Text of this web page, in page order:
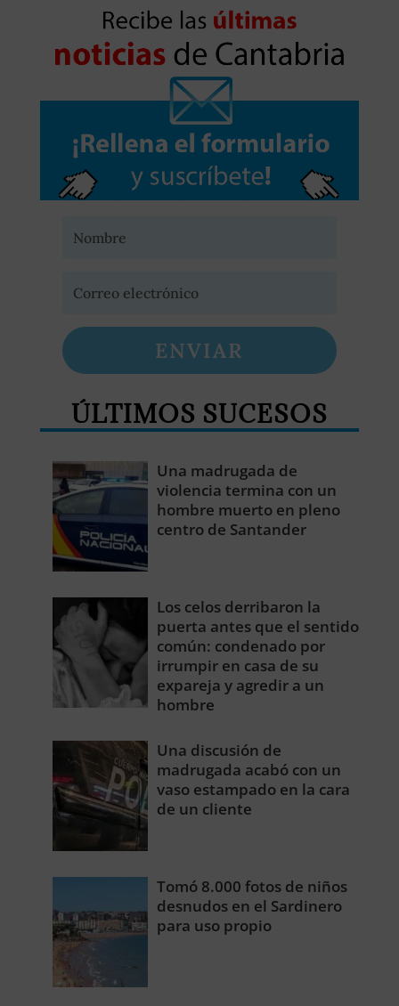
ENVIAR
ÚLTIMOS SUCESOS
Una madrugada de
violencia termina con un
hombre muerto en pleno
centro de Santander
Los celos derribaron la
puerta antes que el sentido
común: condenado por
irrumpir en casa de su
expareja y agredir a un
hombre
Una discusión de
madrugada acabó con un
vaso estampado en la cara
de un cliente
Tomó 8.000 fotos de niños
desnudos en el Sardinero
para uso propio